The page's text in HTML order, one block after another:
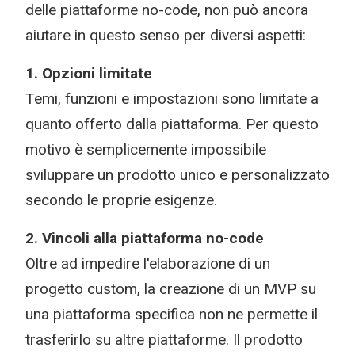
delle piattaforme no-code, non può ancora
aiutare in questo senso per diversi aspetti:
1. Opzioni limitate
Temi, funzioni e impostazioni sono limitate a
quanto offerto dalla piattaforma. Per questo
motivo è semplicemente impossibile
sviluppare un prodotto unico e personalizzato
secondo le proprie esigenze.
2. Vincoli alla piattaforma no-code
Oltre ad impedire l'elaborazione di un
progetto custom, la creazione di un MVP su
una piattaforma specifica non ne permette il
trasferirlo su altre piattaforme. Il prodotto